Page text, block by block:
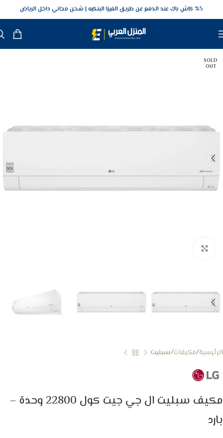
5‎% كاش باك عند الدفع عن طريق الفيزا البنكيه شحن مجاني داخل الرياض
SOLD
OUT
الرئيسية مكيفات سبليت
مكيف سبليت ال جي جيت كول 22800 وحدة –
بارد